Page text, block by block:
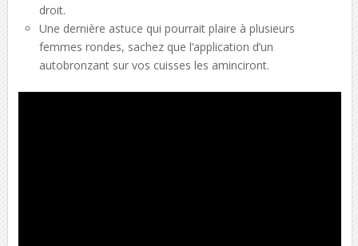
droit.
Une dernière astuce qui pourrait plaire à plusieurs
femmes rondes, sachez que l’application d’un
autobronzant sur vos cuisses les aminciront.